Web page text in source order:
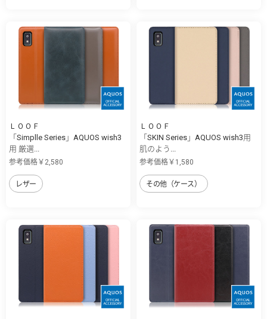
ＬＯＯＦ
「Simplle Series」AQUOS wish3
用 厳選...
参考価格￥2,580
レザー
ＬＯＯＦ
「SKIN Series」AQUOS wish3用
肌のよう...
参考価格￥1,580
その他（ケース）